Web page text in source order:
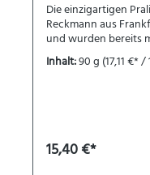
Die einzigartigen
Reckmann aus
und wurden bereits
Chocolate Awards
Die liebevoll
Selbernaschen. Die
(ca. 190 g)
Inhalt:90 g (17,11 €*
15,40 €*